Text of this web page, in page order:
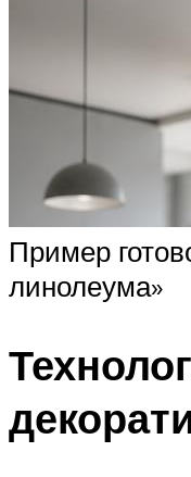
Пример
линолеума»